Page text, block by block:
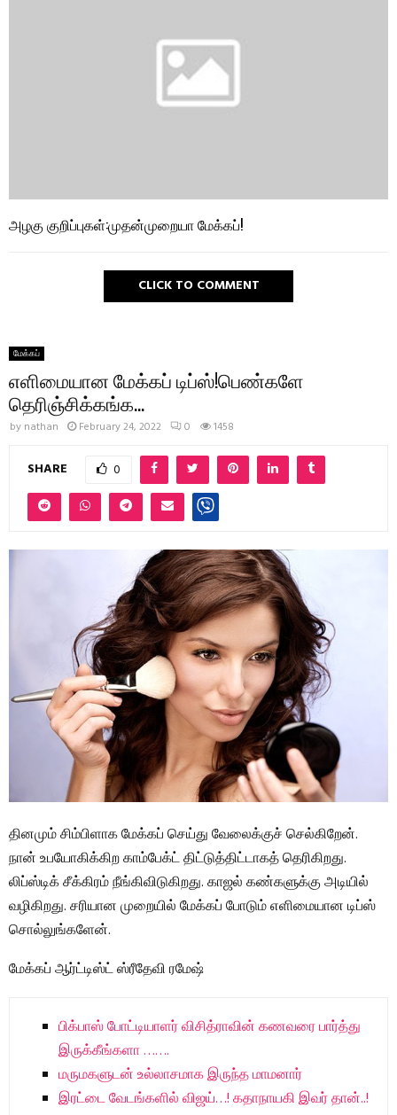
அழகு குறிப்புகள்:முதன்முறையா மேக்கப்!
CLICK TO COMMENT
மேக்கப்
எளிமையான மேக்கப் டிப்ஸ்!பெண்களே
தெரிஞ்சிக்கங்க…
by nathan February 24, 2022 0 1458
SHARE 0
தினமும் சிம்பிளாக மேக்கப் செய்து வேலைக்குச் செல்கிறேன்.
நான் உபயோகிக்கிற காம்பேக்ட் திட்டுத்திட்டாகத் தெரிகிறது.
லிப்ஸ்டிக் சீக்கிரம் நீங்கிவிடுகிறது. காஜல் கண்களுக்கு அடியில்
வழிகிறது. சரியான முறையில் மேக்கப் போடும் எளிமையான டிப்ஸ்
சொல்லுங்களேன்.
மேக்கப் ஆர்ட்டிஸ்ட் ஸ்ரீதேவி ரமேஷ்
பிக்பாஸ் போட்டியாளர் விசித்ராவின் கணவரை பார்த்து
இருக்கீங்களா …….
மருமகளுடன் உல்லாசமாக இருந்த மாமனார்
இரட்டை வேடங்களில் விஜய்…! கதாநாயகி இவர் தான்..!